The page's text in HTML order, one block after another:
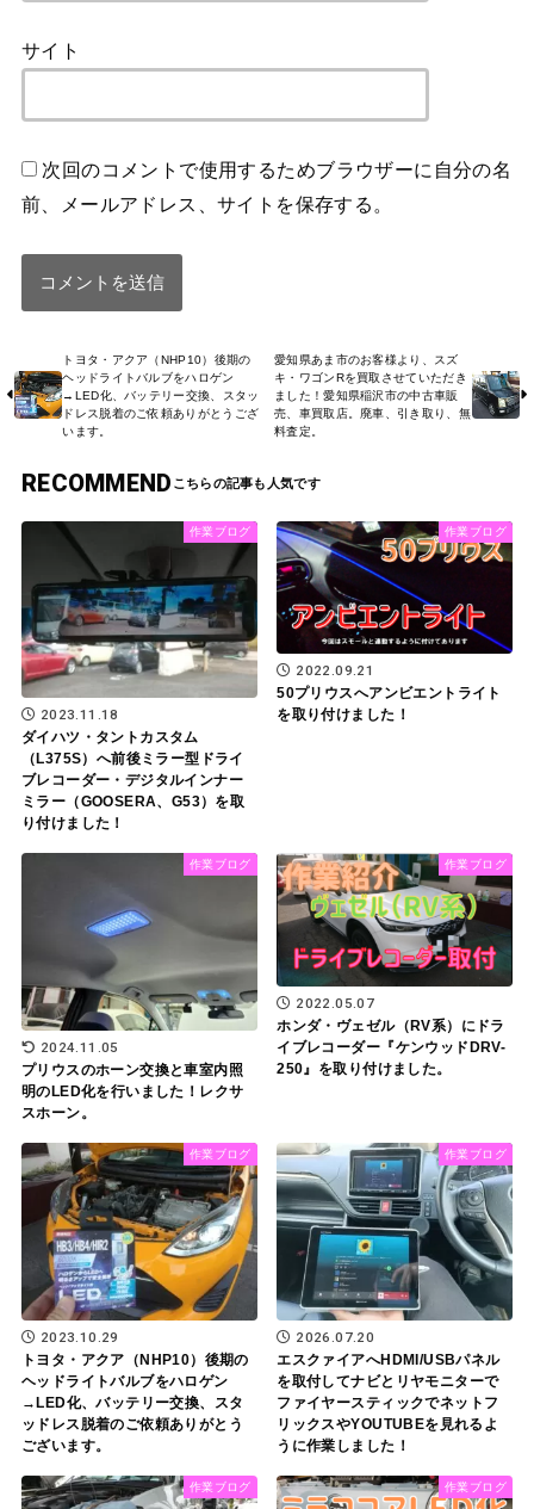
サイト
次回のコメントで使用するためブラウザーに自分の名
前、メールアドレス、サイトを保存する。
トヨタ・アクア（NHP10）後期の
ヘッドライトバルブをハロゲン
→LED化、バッテリー交換、スタッ
ドレス脱着のご依頼ありがとうござ
います。
愛知県あま市のお客様より、スズ
キ・ワゴンRを買取させていただき
ました！愛知県稲沢市の中古車販
売、車買取店。廃車、引き取り、無
料査定。
RECOMMEND
作業ブログ
2023.11.18
ダイハツ・タントカスタム
（L375S）へ前後ミラー型ドライ
ブレコーダー・デジタルインナー
ミラー（GOOSERA、G53）を取
り付けました！
作業ブログ
2022.09.21
50プリウスへアンビエントライト
を取り付けました！
作業ブログ
2024.11.05
プリウスのホーン交換と車室内照
明のLED化を行いました！レクサ
スホーン。
作業ブログ
2022.05.07
ホンダ・ヴェゼル（RV系）にドラ
イブレコーダー『ケンウッドDRV-
250』を取り付けました。
作業ブログ
2023.10.29
トヨタ・アクア（NHP10）後期の
ヘッドライトバルブをハロゲン
→LED化、バッテリー交換、スタ
ッドレス脱着のご依頼ありがとう
ございます。
作業ブログ
2026.07.20
エスクァイアへHDMI/USBパネル
を取付してナビとリヤモニターで
ファイヤースティックでネットフ
リックスやYOUTUBEを見れるよ
うに作業しました！
作業ブログ 作業ブログ